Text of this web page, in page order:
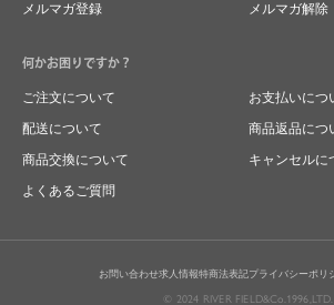
メルマガ登録
メルマガ解除
何かお困りですか？
ご注文について
お支払いにつ
配送について
商品返品につ
商品交換について
キャンセルに
よくあるご質問
お問い合わせ求人情報特商法表記プライバシーポリ
© 2024 RIVER FIELD&Co.1996,LTD.